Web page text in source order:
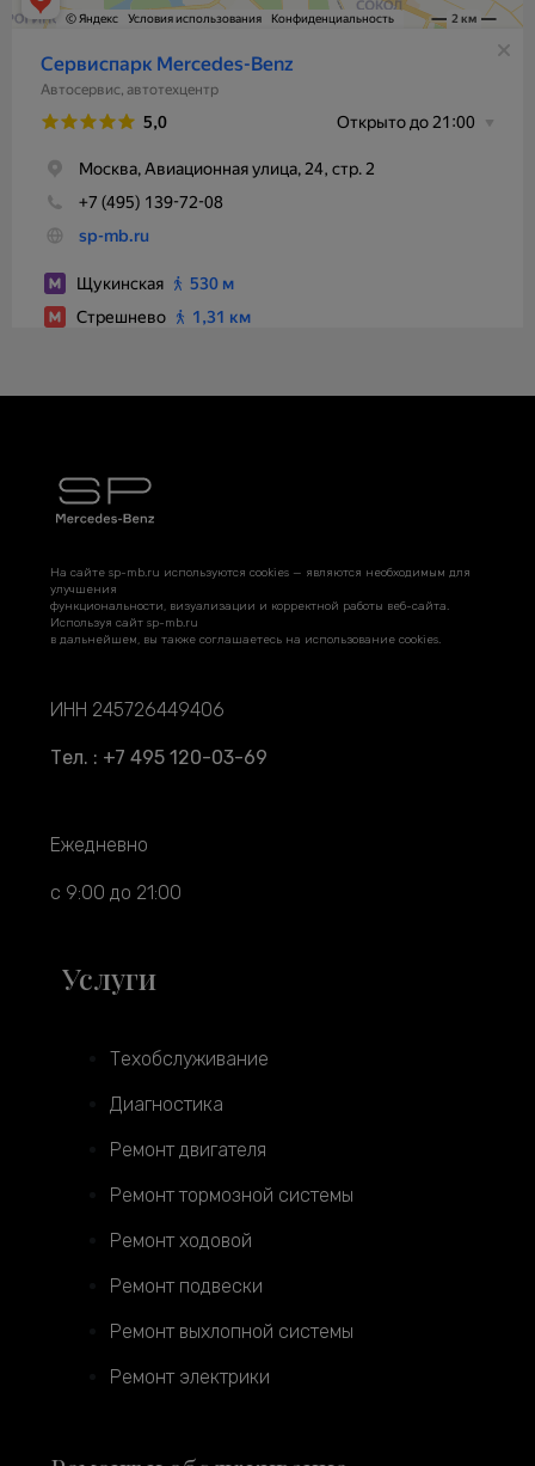
На сайте sp-mb.ru используются cookies — являются необходимым для
улучшения
функциональности, визуализации и корректной работы веб-сайта.
Используя сайт sp-mb.ru
в дальнейшем, вы также соглашаетесь на использование cookies.
ИНН 245726449406
Тел. : +7 495 120-03-69
Ежедневно
с 9:00 до 21:00
Услуги
Техобслуживание
Диагностика
Ремонт двигателя
Ремонт тормозной системы
Ремонт ходовой
Ремонт подвески
Ремонт выхлопной системы
Ремонт электрики